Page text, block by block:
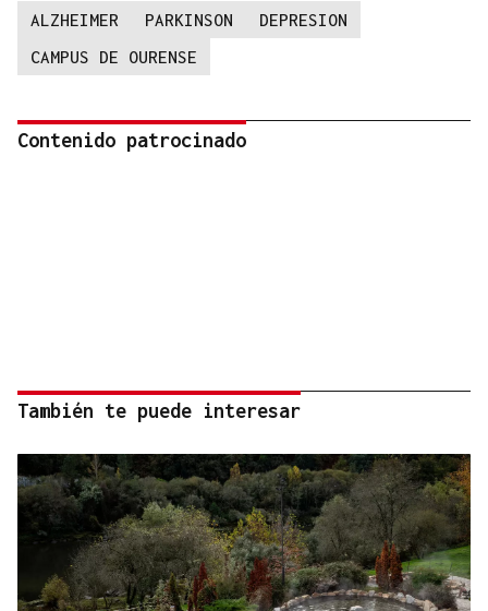
ALZHEIMER PARKINSON
DEPRESION
CAMPUS DE OURENSE
Contenido patrocinado
También te puede interesar